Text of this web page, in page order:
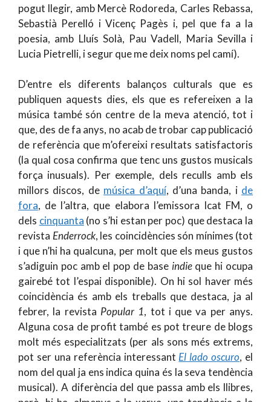
pogut llegir, amb Mercè Rodoreda, Carles Rebassa,
Sebastià Perelló i Vicenç Pagès i, pel que fa a la
poesia, amb Lluís Solà, Pau Vadell, Maria Sevilla i
Lucia Pietrelli, i segur que me deix noms pel camí).
D’entre els diferents balanços culturals que es
publiquen aquests dies, els que es refereixen a la
música també són centre de la meva atenció, tot i
que, des de fa anys, no acab de trobar cap publicació
de referència que m’ofereixi resultats satisfactoris
(la qual cosa confirma que tenc uns gustos musicals
força inusuals). Per exemple, dels reculls amb els
millors discos, de música d’aquí, d’una banda, i de
fora, de l’altra, que elabora l’emissora Icat FM, o
dels cinquanta (no s’hi estan per poc) que destaca la
revista Enderrock, les coincidències són mínimes (tot
i que n’hi ha qualcuna, per molt que els meus gustos
s’adiguin poc amb el pop de base indieque hi ocupa
gairebé tot l’espai disponible). On hi sol haver més
coincidència és amb els treballs que destaca, ja al
febrer, la revista Popular 1, tot i que va per anys.
Alguna cosa de profit també es pot treure de blogs
molt més especialitzats (per als sons més extrems,
pot ser una referència interessant El lado oscuro, el
nom del qual ja ens indica quina és la seva tendència
musical). A diferència del que passa amb els llibres,